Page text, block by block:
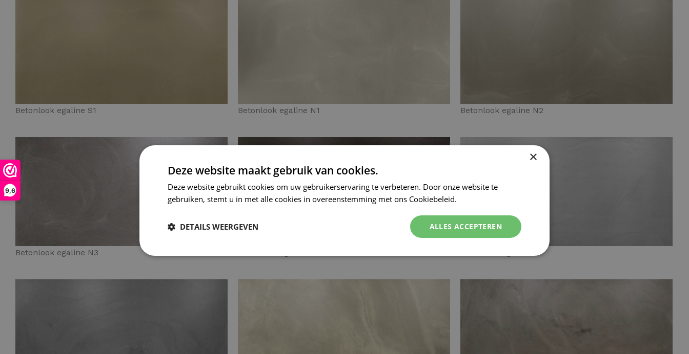
9,6
Betonlook egaline S1 Betonlook egaline N1 Betonlook egaline N2
Betonlook egaline N3 Betonlook egaline G2
×
Deze website maakt gebruik van cookies.
Deze website gebruikt cookies om uw gebruikerservaring te verbeteren. Door onze website te
gebruiken, stemt u in met alle cookies in overeenstemming met ons Cookiebeleid.
ALLES ACCEPTEREN
DETAILS WEERGEVEN